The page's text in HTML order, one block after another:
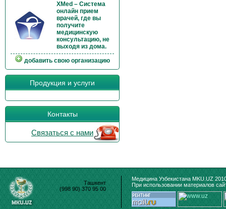
XMed – Система
онлайн прием
врачей, где вы
получите
медицинскую
консультацию, не
выходя из дома.
добавить свою организацию
Продукция и услуги
Контакты
Связаться с нами
Ташкент
(998 90) 370 95 00
Медицина Узбекистана MKU.UZ
При использовании материалов